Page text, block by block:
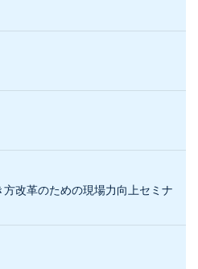
方改革のための現場力向上セミナ